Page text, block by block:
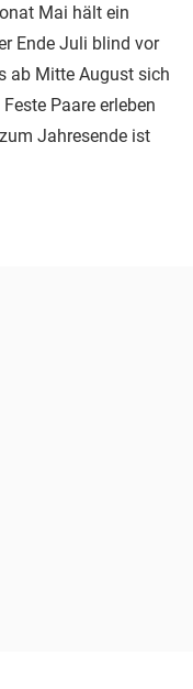
Mai hält ein
Ende Juli blind vor
ab Mitte August sich
Paare erleben
Jahresende ist